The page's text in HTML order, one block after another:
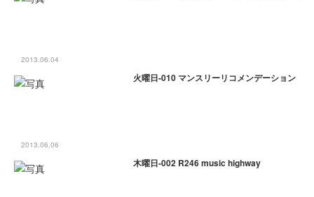
2013.06.04
火曜日-010 マンスリーリコメンデーション
2013.06.06
木曜日-002 R246 music highway